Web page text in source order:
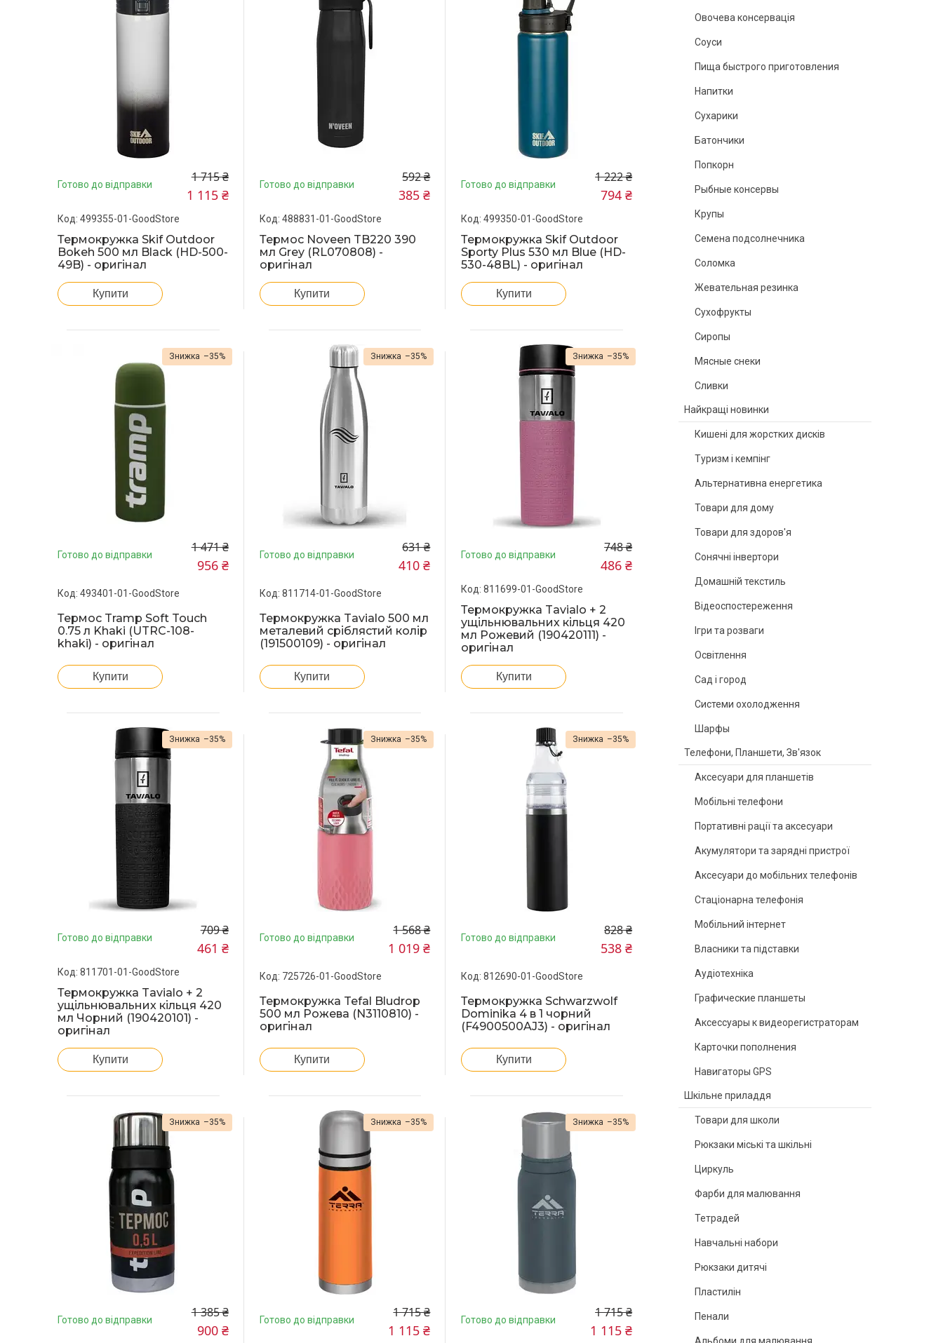
Овочева консервація
Соуси
Пища быстрого приготовления
Напитки
Сухарики
Батончики
Попкорн
Рыбные консервы
Крупы
Семена подсолнечника
Соломка
Жевательная резинка
Сухофрукты
Сиропы
Мясные снеки
Сливки
Найкращі новинки
Кишені для жорстких дисків
Туризм і кемпінг
Альтернативна енергетика
Товари для дому
Товари для здоров'я
Сонячні інвертори
Домашній текстиль
Відеоспостереження
Ігри та розваги
Освітлення
Сад і город
Системи охолодження
Шарфы
Телефони, Планшети, Зв'язок
Аксесуари для планшетів
Мобільні телефони
Портативні рації та аксесуари
Акумулятори та зарядні пристрої
Аксесуари до мобільних телефонів
Стаціонарна телефонія
Мобільний інтернет
Власники та підставки
Аудіотехніка
Графические планшеты
Аксессуары к видеорегистраторам
Карточки пополнения
Навигаторы GPS
Шкільне приладдя
Товари для школи
Рюкзаки міські та шкільні
Циркуль
Фарби для малювання
Тетрадей
Навчальні набори
Рюкзаки дитячі
Пластилін
Пенали
Готово до відправки 1 715 ₴
1 115 ₴
499355-01-GoodStore
Термокружка Skif Outdoor
Bokeh 500 мл Black (HD-500-
49B) - оригінал
Купити
Готово до відправки 592 ₴
385 ₴
488831-01-GoodStore
Термос Noveen TB220 390
мл Grey (RL070808) -
оригінал
Купити
Готово до відправки 1 222 ₴
794 ₴
499350-01-GoodStore
Термокружка Skif Outdoor
Sporty Plus 530 мл Blue (HD-
530-48BL) - оригінал
Купити
–35%
Готово до відправки 1 471 ₴
956 ₴
493401-01-GoodStore
Термос Tramp Soft Touch
0.75 л Khaki (UTRC-108-
khaki) - оригінал
Купити
–35%
Готово до відправки 631 ₴
410 ₴
811714-01-GoodStore
Термокружка Tavialo 500 мл
металевий сріблястий колір
(191500109) - оригінал
Купити
–35%
Готово до відправки 748 ₴
486 ₴
811699-01-GoodStore
Термокружка Tavialo + 2
ущільнювальних кільця 420
мл Рожевий (190420111) -
оригінал
Купити
–35%
Готово до відправки 709 ₴
461 ₴
811701-01-GoodStore
Термокружка Tavialo + 2
ущільнювальних кільця 420
мл Чорний (190420101) -
оригінал
Купити
–35%
Готово до відправки 1 568 ₴
1 019 ₴
725726-01-GoodStore
Термокружка Tefal Bludrop
500 мл Рожева (N3110810) -
оригінал
Купити
–35%
Готово до відправки 828 ₴
538 ₴
812690-01-GoodStore
Термокружка Schwarzwolf
Dominika 4 в 1 чорний
(F4900500AJ3) - оригінал
Купити
–35%
Готово до відправки 1 385 ₴
900 ₴
–35%
Готово до відправки 1 715 ₴
1 115 ₴
–35%
Готово до відправки 1 715 ₴
1 115 ₴